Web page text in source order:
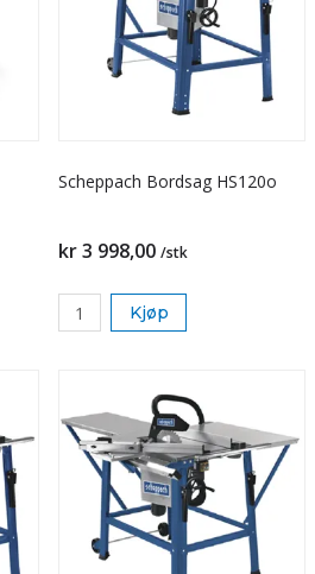
Scheppach Bordsag HS120o
kr 3 998,00 /stk
Kjøp